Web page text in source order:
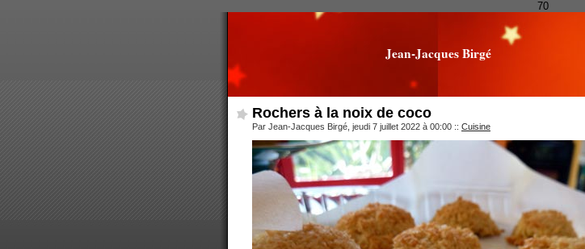
70
Jean-Jacques Birgé
Rochers à la noix de coco
Par Jean-Jacques Birgé, jeudi 7 juillet 2022 à 00:00 :: Cuisine